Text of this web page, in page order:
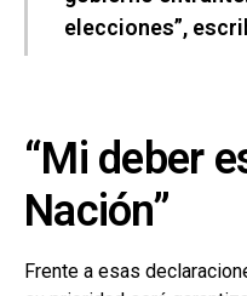
elecciones”,
“Mi deber
Nación”
Frente a esas